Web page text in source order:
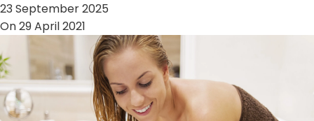
23 September 2025
On 29 April 2021